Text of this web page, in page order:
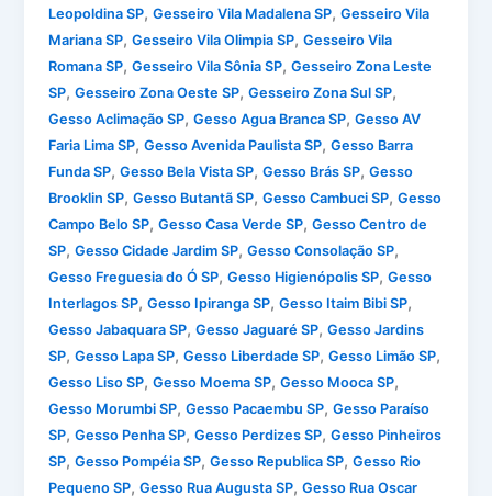
Leopoldina SP,Gesseiro Vila Madalena SP,Gesseiro Vila
Mariana SP,Gesseiro Vila Olimpia SP,Gesseiro Vila
Romana SP,Gesseiro Vila Sônia SP,Gesseiro Zona Leste
SP,Gesseiro Zona Oeste SP,Gesseiro Zona Sul SP,
Gesso Aclimação SP,Gesso Agua Branca SP,Gesso AV
Faria Lima SP,Gesso Avenida Paulista SP,Gesso Barra
Funda SP,Gesso Bela Vista SP,Gesso Brás SP,Gesso
Brooklin SP,Gesso Butantã SP,Gesso Cambuci SP,Gesso
Campo Belo SP,Gesso Casa Verde SP,Gesso Centro de
SP,Gesso Cidade Jardim SP,Gesso Consolação SP,
Gesso Freguesia do Ó SP,Gesso Higienópolis SP,Gesso
Interlagos SP,Gesso Ipiranga SP,Gesso Itaim Bibi SP,
Gesso Jabaquara SP,Gesso Jaguaré SP,Gesso Jardins
SP,Gesso Lapa SP,Gesso Liberdade SP,Gesso Limão SP,
Gesso Liso SP,Gesso Moema SP,Gesso Mooca SP,
Gesso Morumbi SP,Gesso Pacaembu SP,Gesso Paraíso
SP,Gesso Penha SP,Gesso Perdizes SP,Gesso Pinheiros
SP,Gesso Pompéia SP,Gesso Republica SP,Gesso Rio
Pequeno SP,Gesso Rua Augusta SP,Gesso Rua Oscar